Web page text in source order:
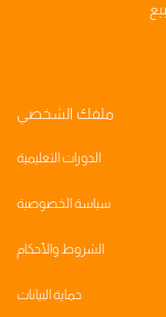
ملفك الشخصي
الدورات التعليمية
سياسة الخصوصية
الشروط والأحكام
حماية البيانات